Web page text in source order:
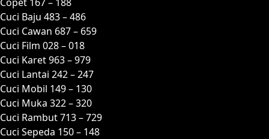
Cuci Baju 483 – 486
Cuci Cawan 687 – 659
Cuci Film 028 – 018
Cuci Karet 963 – 979
Cuci Lantai 242 – 247
Cuci Mobil 149 – 130
Cuci Muka 322 – 320
Cuci Rambut 713 – 729
Cuci Sepeda 150 – 148